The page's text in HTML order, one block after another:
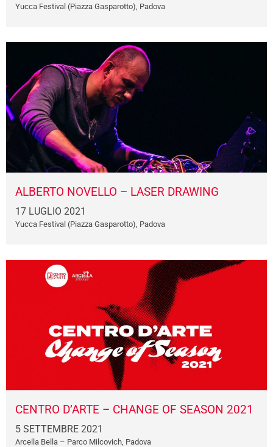
Yucca Festival (Piazza Gasparotto), Padova
ALBERTO NOVELLO – LASER DRAWING
17 LUGLIO 2021
Yucca Festival (Piazza Gasparotto), Padova
CENTRO D’ARTE – CHANGE OF SEASON 2021
5 SETTEMBRE 2021
Arcella Bella – Parco Milcovich, Padova